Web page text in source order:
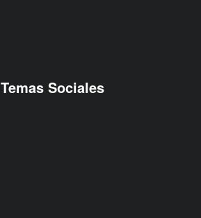
Temas Sociales